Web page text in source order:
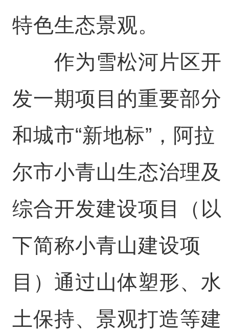
特色生态景观。
作为雪松河片区开
发一期项目的重要部分
和城市“新地标”，阿拉
尔市小青山生态治理及
综合开发建设项目（以
下简称小青山建设项
目）通过山体塑形、水
土保持、景观打造等建